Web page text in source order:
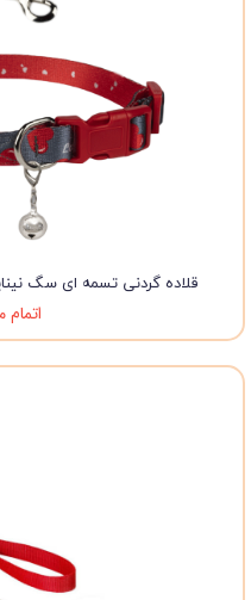
قلاده گردنی تسمه ای سگ